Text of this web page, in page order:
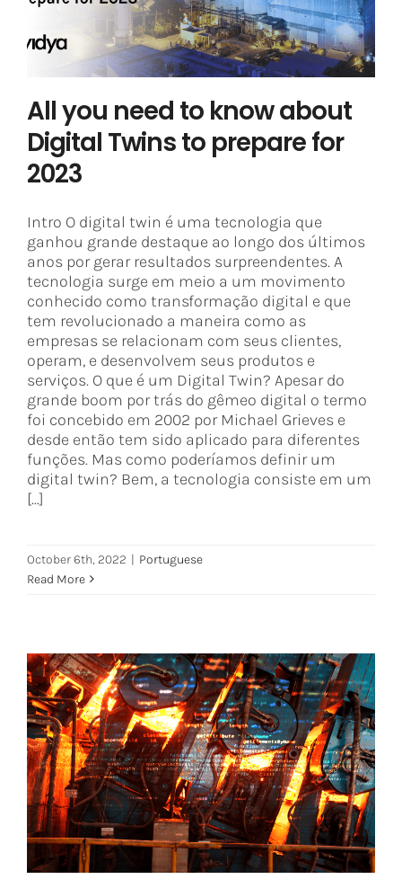
Portuguese
All you need to know about
Digital Twins to prepare for
2023
Intro O digital twin é uma tecnologia que
ganhou grande destaque ao longo dos últimos
anos por gerar resultados surpreendentes. A
tecnologia surge em meio a um movimento
conhecido como transformação digital e que
tem revolucionado a maneira como as
empresas se relacionam com seus clientes,
operam, e desenvolvem seus produtos e
serviços. O que é um Digital Twin? Apesar do
grande boom por trás do gêmeo digital o termo
foi concebido em 2002 por Michael Grieves e
desde então tem sido aplicado para diferentes
funções. Mas como poderíamos definir um
digital twin? Bem, a tecnologia consiste em um
[...]
October 6th, 2022 | Portuguese
Read More
Benefícios do Digital Twin nas
Indústrias de Aço
Portuguese